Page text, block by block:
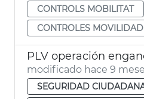
CONTROLS MOBILITAT
CONTROLES MOVILIDAD
modificado hace 9
SEGURIDAD